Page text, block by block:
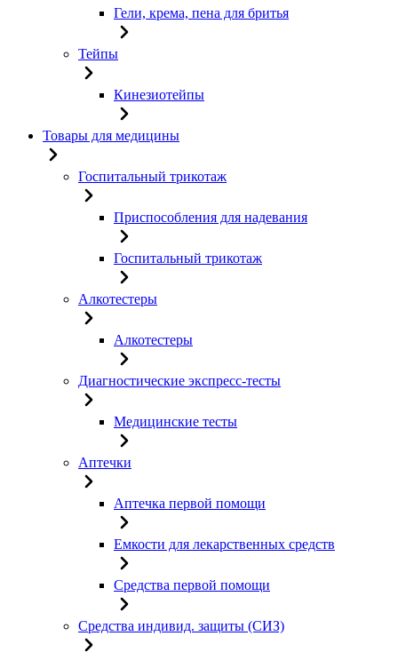
Гели, крема, пена для бритья
Тейпы
Кинезиотейпы
Товары для медицины
Госпитальный трикотаж
Приспособления для надевания
Госпитальный трикотаж
Алкотестеры
Алкотестеры
Диагностические экспресс-тесты
Медицинские тесты
Аптечки
Аптечка первой помощи
Емкости для лекарственных средств
Средства первой помощи
Средства индивид. защиты (СИЗ)